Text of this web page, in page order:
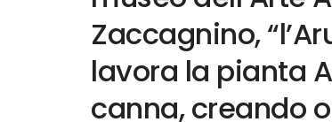
Zaccagnino,
lavora la pianta
canna, creando